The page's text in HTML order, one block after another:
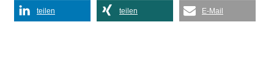
teilen teilen E-Mail